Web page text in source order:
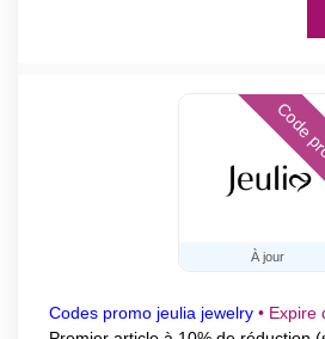
À jour
Code
Codes promo jeulia jewelry • Expire